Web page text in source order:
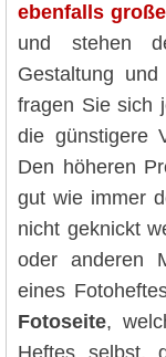
ebenfalls
und stehen
Gestaltung
fragen Sie sich
die günstigere
Den höheren
gut wie immer
nicht geknickt
oder anderen
eines
Fotoseite,